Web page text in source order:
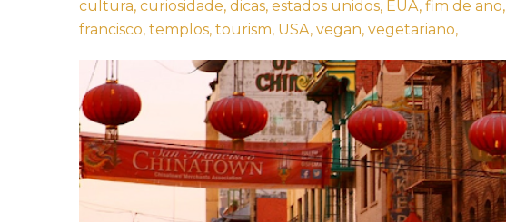
cultura, curiosidade, dicas, estados unidos, EUA, fim de ano,
francisco, templos, tourism, USA, vegan, vegetariano,